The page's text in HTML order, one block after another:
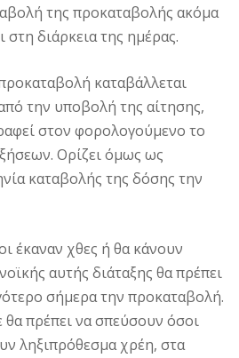
της προκαταβολής ακόμα
στη διάρκεια της ημέρας.
καταβάλλεται
την υποβολή της αίτησης,
στον φορολογούμενο το
Ορίζει όμως ως
καταβολής της δόσης την
έκαναν χθες ή θα κάνουν
αυτής διάταξης θα πρέπει
σήμερα την προκαταβολή.
θα πρέπει να σπεύσουν όσοι
ληξιπρόθεσμα χρέη, στα